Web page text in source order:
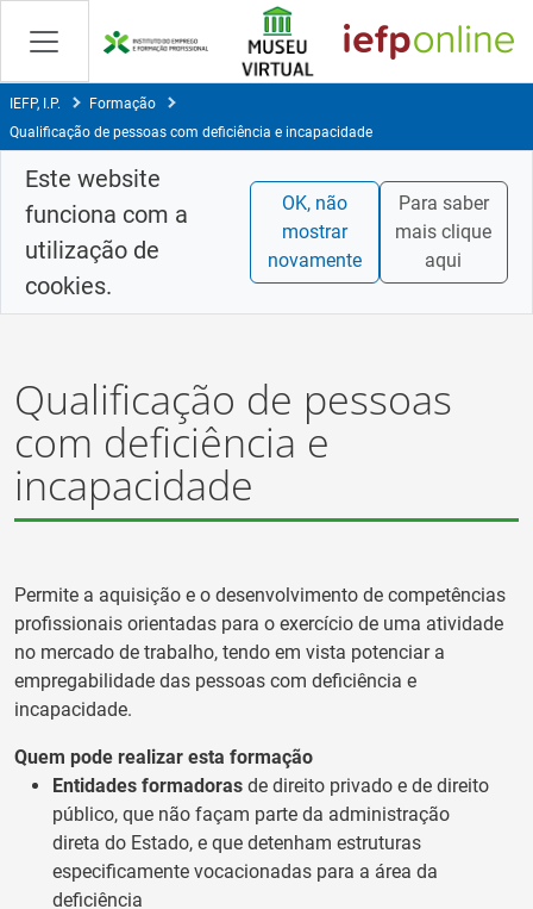
Skip
Content
IEFP, I.P.
Formação
Qualificação de pessoas com deficiência e incapacidade
Este website
funciona com a
utilização de
cookies.
OK, não
mostrar
novamente
Para saber
mais clique
aqui
Qualificação de pessoas
com deficiência e
incapacidade
Permite a aquisição e o desenvolvimento de competências
profissionais orientadas para o exercício de uma atividade
no mercado de trabalho, tendo em vista potenciar a
empregabilidade das pessoas com deficiência e
incapacidade.
Quem pode realizar esta formação
Entidades formadoras de direito privado e de direito
público, que não façam parte da administração
direta do Estado, e que detenham estruturas
especificamente vocacionadas para a área da
deficiência